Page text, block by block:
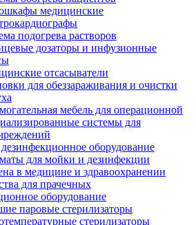
медицинские
подогрева растворов
дозаторы и инфузионные
отсасыватели
для обеззараживания и очистки
мебель для операционной
системы для
оборудование
для мойки и дезинфекции
в медицине и здравоохранении
для прачечных
оборудование
паровые стерилизаторы
стерилизаторы